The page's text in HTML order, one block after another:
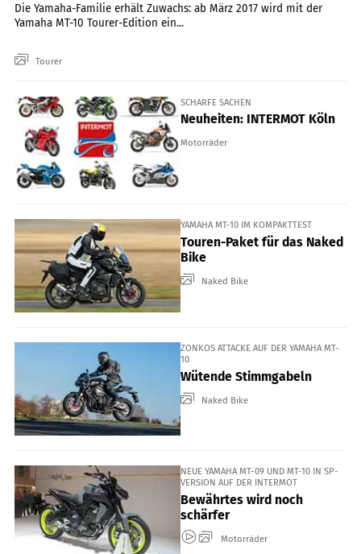
Die Yamaha-Familie erhält Zuwachs: ab März 2017 wird mit der
Yamaha MT-10 Tourer-Edition ein...
Tourer
SCHARFE SACHEN
Neuheiten: INTERMOT Köln
Motorräder
YAMAHA MT-10 IM KOMPAKTTEST
Touren-Paket für das Naked
Bike
Naked Bike
ZONKOS ATTACKE AUF DER YAMAHA MT-
10
Wütende Stimmgabeln
Naked Bike
NEUE YAMAHA MT-09 UND MT-10 IN SP-
VERSION AUF DER INTERMOT
Bewährtes wird noch
schärfer
Motorräder